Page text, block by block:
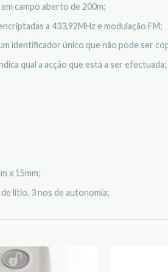
campo aberto de 200m;
a 433,92MHz e modulação FM;
identificador único que não pode ser
qual a acção que está a ser efectuada;
x 15mm;
lítio. 3 nos de autonomia;